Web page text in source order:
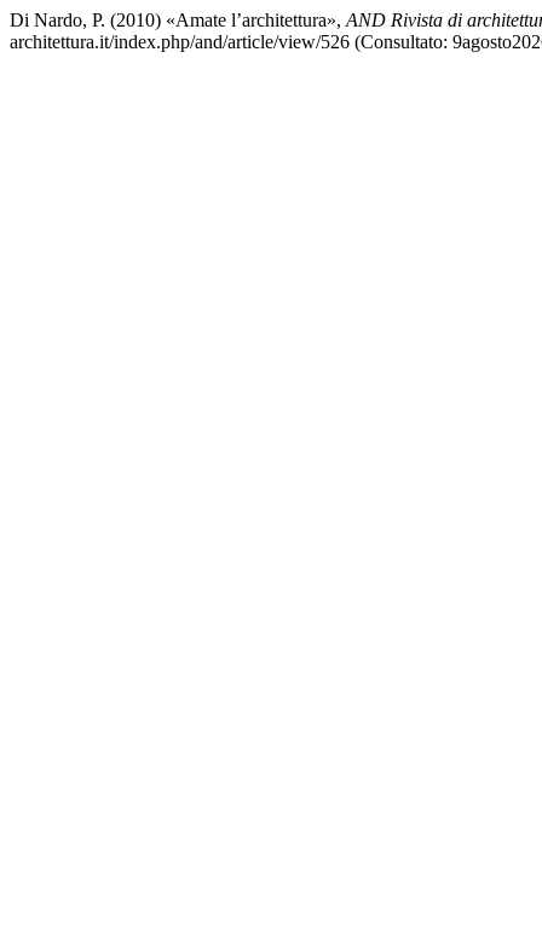
Di Nardo, P. (2010) «Amate l’architettura», AND Rivista di
architettura.it/index.php/and/article/view/526 (Consultato: